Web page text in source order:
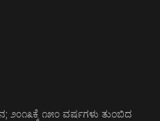
೨೦೧೩ಕ್ಕೆ ೧೫೦ ವರ್ಷಗಳು ತುಂಬಿದ